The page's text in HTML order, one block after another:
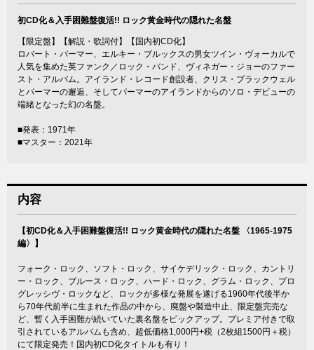
初CD化＆入手困難盤復活!! ロック黄金時代の隠れた名盤
【限定盤】【解説・歌詞付】【国内初CD化】
ロバート・パーマー、エルキー・ブルックスの男女ツイン・ヴォーカルで
人気を集めた英ファンク／ロック・バンド、ヴィネガー・ジョーのファー
スト・アルバム。アイランド・レコード創設者、クリス・ブラックウェル
とパーマーの邂逅、そしてパーマーのアイランドからのソロ・デビューの
端緒となった幻の名盤。
■発表：1971年
■マスター：2021年
内容
【初CD化＆入手困難盤復活!! ロック黄金時代の隠れた名盤 〈1965-1975
編〉】
フォーク・ロック、ソフト・ロック、サイケデリック・ロック、カントリ
ー・ロック、ブルース・ロック、ハード・ロック、グラム・ロック、プロ
グレッシヴ・ロックなど、ロックが多様な発展を遂げる1960年代後半か
ら70年代前半に生まれた作品の中から、廃盤や製造中止、限定盤完売な
ど、暫く入手困難が続いていた裏名盤をピックアップ。プレミア付きで取
引されているアルバムも含め、超低価格1,000円+税（2枚組1500円＋税）
にて限定発売！国内初CD化タイトルも有り！